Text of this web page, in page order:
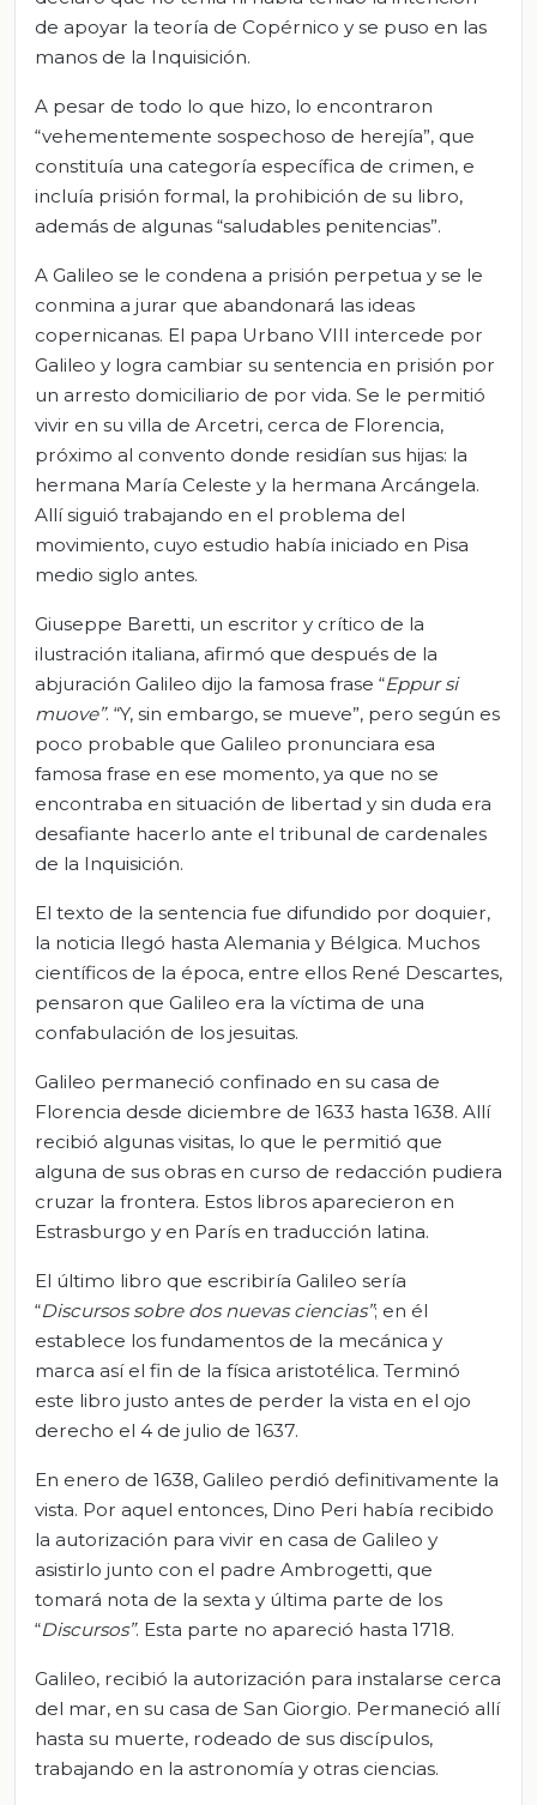
de apoyar la teoría de Copérnico y se puso en las
manos de la Inquisición.
A pesar de todo lo que hizo, lo encontraron
“vehementemente sospechoso de herejía”, que
constituía una categoría específica de crimen, e
incluía prisión formal, la prohibición de su libro,
además de algunas “saludables penitencias”.
A Galileo se le condena a prisión perpetua y se le
conmina a jurar que abandonará las ideas
copernicanas. El papa Urbano VIII intercede por
Galileo y logra cambiar su sentencia en prisión por
un arresto domiciliario de por vida. Se le permitió
vivir en su villa de Arcetri, cerca de Florencia,
próximo al convento donde residían sus hijas: la
hermana María Celeste y la hermana Arcángela.
Allí siguió trabajando en el problema del
movimiento, cuyo estudio había iniciado en Pisa
medio siglo antes.
Giuseppe Baretti, un escritor y crítico de la
ilustración italiana, afirmó que después de la
abjuración Galileo dijo la famosa frase “Eppursi
muove”. “Y, sin embargo, se mueve”, pero según es
poco probable que Galileo pronunciara esa
famosa frase en ese momento, ya que no se
encontraba en situación de libertad y sin duda era
desafiante hacerlo ante el tribunal de cardenales
de la Inquisición.
El texto de la sentencia fue difundido por doquier,
la noticia llegó hasta Alemania y Bélgica. Muchos
científicos de la época, entre ellos René Descartes,
pensaron que Galileo era la víctima de una
confabulación de los jesuitas.
Galileo permaneció confinado en su casa de
Florencia desde diciembre de 1633 hasta 1638. Allí
recibió algunas visitas, lo que le permitió que
alguna de sus obras en curso de redacción pudiera
cruzar la frontera. Estos libros aparecieron en
Estrasburgo y en París en traducción latina.
El último libro que escribiría Galileo sería
“Discursos sobre dos nuevas ciencias”; en él
establece los fundamentos de la mecánica y
marca así el fin de la física aristotélica. Terminó
este libro justo antes de perder la vista en el ojo
derecho el 4 de julio de 1637.
En enero de 1638, Galileo perdió definitivamente la
vista. Por aquel entonces, Dino Peri había recibido
la autorización para vivir en casa de Galileo y
asistirlo junto con el padre Ambrogetti, que
tomará nota de la sexta y última parte de los
“Discursos”. Esta parte no apareció hasta 1718.
Galileo, recibió la autorización para instalarse cerca
del mar, en su casa de San Giorgio. Permaneció allí
hasta su muerte, rodeado de sus discípulos,
trabajando en la astronomía y otras ciencias.